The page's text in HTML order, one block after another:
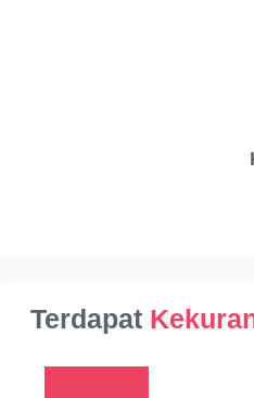
Terdapat